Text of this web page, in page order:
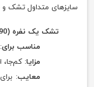
سایزهای متداول تشک
تشک یک‌ نفره (90×200 سانتی‌متر)
مناسب برای
مزایا: کم‌جا،
معایب: